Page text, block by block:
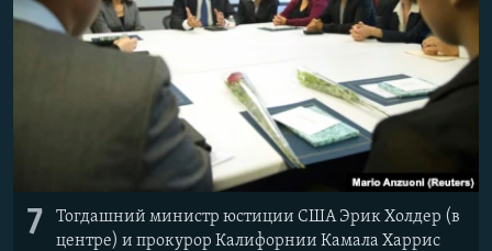
7
Тогдашний министр юстиции США Эрик Холдер (в
центре) и прокурор Калифорнии Камала Харрис